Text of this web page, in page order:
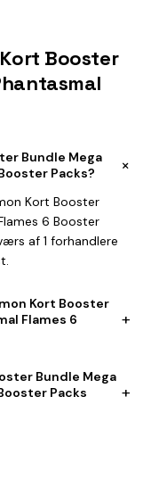
Booster
Bundle Mega
Packs?
+
Kort Booster
6 Booster
af 1 forhandlere
Kort Booster
Flames 6
+
Bundle Mega
Packs
+